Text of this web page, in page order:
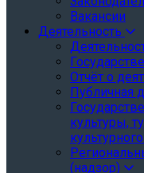
Вакансии
Деятельность
Отчёт о
Публичная
культуры,
(надзор)